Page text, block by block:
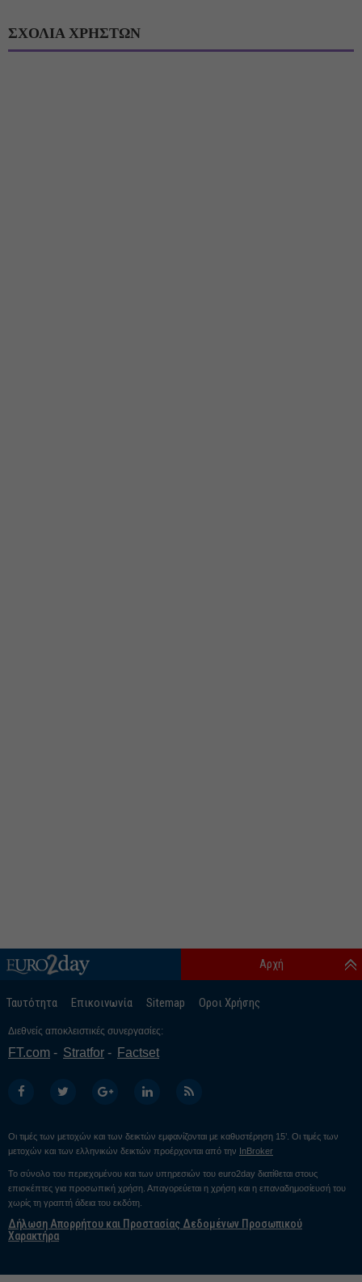
ΣΧΟΛΙΑ ΧΡΗΣΤΩΝ
Ταυτότητα Επικοινωνία Sitemap Οροι Χρήσης
Αρχή
Διεθνείς αποκλειστικές συνεργασίες:
FT.com Stratfor Factset
Οι τιμές των μετοχών και των δεικτών εμφανίζονται με καθυστέρηση 15’. Οι τιμές των
μετοχών και των ελληνικών δεικτών προέρχονται από την InBroker
Το σύνολο του περιεχομένου και των υπηρεσιών του euro2day διατίθεται στους
επισκέπτες για προσωπική χρήση. Απαγορεύεται η χρήση και η επαναδημοσίευσή του
χωρίς τη γραπτή άδεια του εκδότη.
Δήλωση Απορρήτου και Προστασίας Δεδομένων Προσωπικού
Χαρακτήρα